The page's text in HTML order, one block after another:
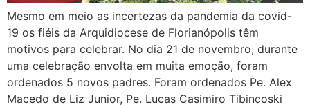
Mesmo em meio as incertezas da pandemia da covid-
19 os fiéis da Arquidiocese de Florianópolis têm
motivos para celebrar. No dia 21 de novembro, durante
uma celebração envolta em muita emoção, foram
ordenados 5 novos padres. Foram ordenados Pe. Alex
Macedo de Liz Junior, Pe. Lucas Casimiro Tibincoski